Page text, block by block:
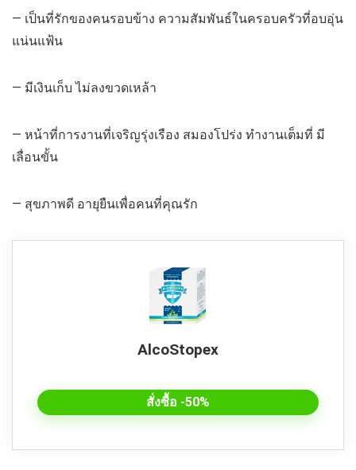
— เป็นที่รักของคนรอบข้าง ความสัมพันธ์ในครอบครัวที่อบอุ่น
แน่นแฟ้น
— มีเงินเก็บ ไม่ลงขวดเหล้า
— หน้าที่การงานที่เจริญรุ่งเรือง สมองโปร่ง ทำงานเต็มที่ มี
เลื่อนขั้น
— สุขภาพดี อายุยืนเพื่อคนที่คุณรัก
AlcoStopex
สั่งซื้อ -50%